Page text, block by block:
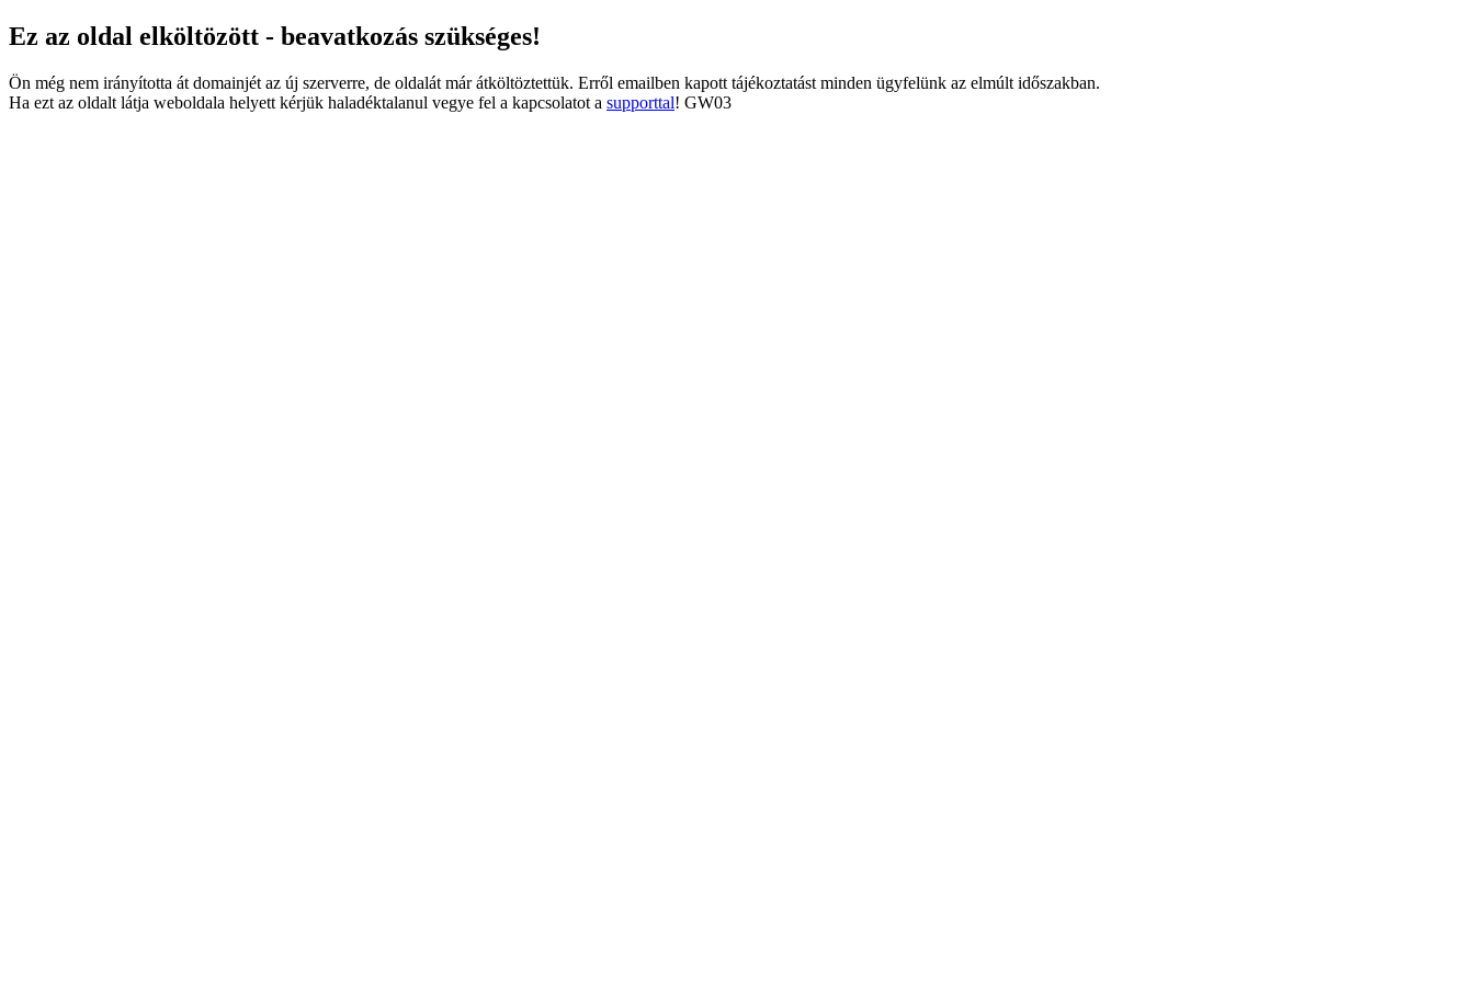
Ez az oldal elköltözött - beavatkozás szükséges!
Ön még nem irányította át domainjét az új szerverre, de oldalát már átköltöztettük. Erről emailben kapott tájékoztatást minden ügyfelünk az elmúlt időszakban.
Ha ezt az oldalt látja weboldala helyett kérjük haladéktalanul vegye fel a kapcsolatot a supporttal! GW03